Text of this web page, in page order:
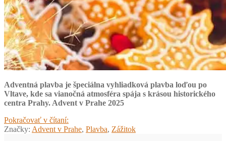
Adventná plavba je špeciálna vyhliadková plavba loďou po
Vltave, kde sa vianočná atmosféra spája s krásou historického
centra Prahy. Advent v Prahe 2025
Pokračovať v čítaní:
v
Značky: Advent v Prahe, Plavba, Zážitok